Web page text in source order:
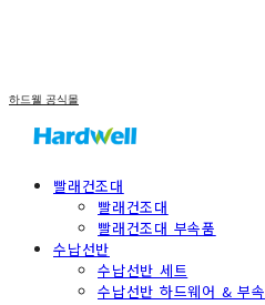
하드웰 공식몰
빨래건조대
빨래건조대
빨래건조대 부속품
수납선반
수납선반 세트
수납선반 하드웨어 & 부속